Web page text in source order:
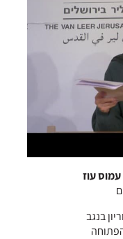
עוז
בנגב